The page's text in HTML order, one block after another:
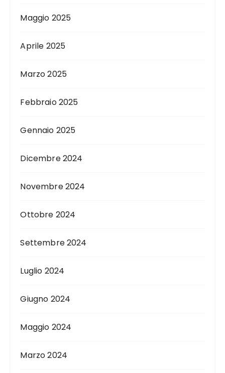
Maggio 2025
Aprile 2025
Marzo 2025
Febbraio 2025
Gennaio 2025
Dicembre 2024
Novembre 2024
Ottobre 2024
Settembre 2024
Luglio 2024
Giugno 2024
Maggio 2024
Marzo 2024